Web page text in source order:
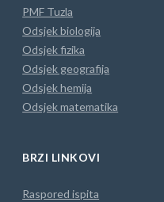
PMF Tuzla
Odsjek biologija
Odsjek fizika
Odsjek geografija
Odsjek hemija
Odsjek matematika
BRZI LINKOVI
Raspored ispita